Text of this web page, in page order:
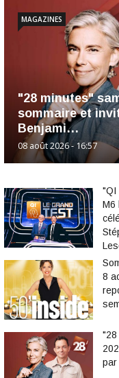
"28 minutes"
sommaire et
Benjami…
08 août 2026 - 16:57
MAGAZINES
"QI
M6
8
"28
par